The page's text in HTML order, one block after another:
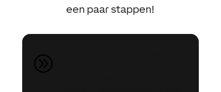
een paar stappen!